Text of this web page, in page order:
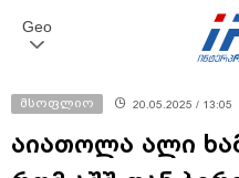
Geo
მსოფლიო 20.05.2025 / 13:05
აიათოლა ალი